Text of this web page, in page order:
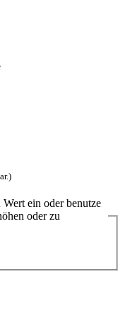
ein oder benutze
oder zu